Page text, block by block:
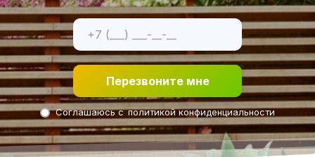
Перезвоните мне
Соглашаюсь сполитикой конфиденциальности